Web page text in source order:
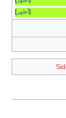
أظهر